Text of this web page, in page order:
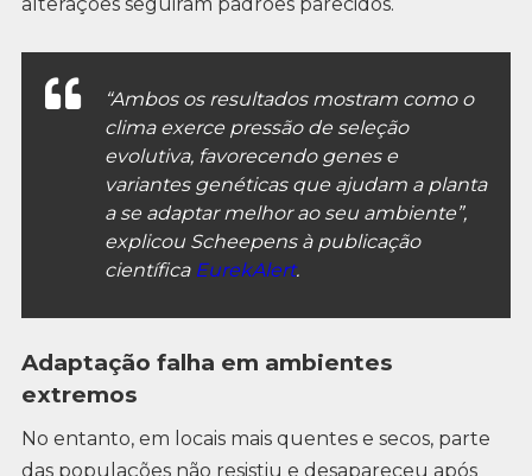
“Ambos os resultados mostram como o
clima exerce pressão de seleção
evolutiva, favorecendo genes e
variantes genéticas que ajudam a planta
a se adaptar melhor ao seu ambiente”,
explicou Scheepens à publicação
científica EurekAlert.
Adaptação falha em ambientes
extremos
No entanto, em locais mais quentes e secos, parte
das populações não resistiu e desapareceu após